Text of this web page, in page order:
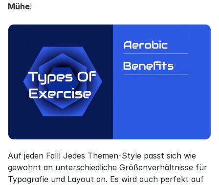
Mühe!
Auf jeden Fall! Jedes Themen-Style passt sich wie
gewohnt an unterschiedliche Größenverhältnisse für
Typografie und Layout an. Es wird auch perfekt auf